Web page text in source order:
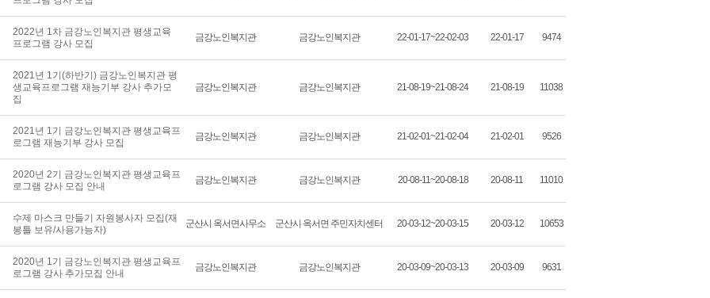
2022년 1차 금강노인복지관 평생교육
프로그램 강사 모집
금강노인복지관 금강노인복지관 22-01-17~22-02-03 22-01-17 9474
2021년 1기(하반기) 금강노인복지관 평
생교육프로그램 재능기부 강사 추가모
집
금강노인복지관 금강노인복지관 21-08-19~21-08-24 21-08-19 11038
2021년 1기 금강노인복지관 평생교육프
로그램 재능기부 강사 모집
금강노인복지관 금강노인복지관 21-02-01~21-02-04 21-02-01 9526
2020년 2기 금강노인복지관 평생교육프
로그램 강사 모집 안내
금강노인복지관 금강노인복지관 20-08-11~20-08-18 20-08-11 11010
수제 마스크 만들기 자원봉사자 모집(재
봉틀 보유/사용가능자)
군산시 옥서면사무소 군산시 옥서면 주민자치센터 20-03-12~20-03-15 20-03-12 10653
2020년 1기 금강노인복지관 평생교육프
로그램 강사 추가모집 안내
금강노인복지관 금강노인복지관 20-03-09~20-03-13 20-03-09 9631